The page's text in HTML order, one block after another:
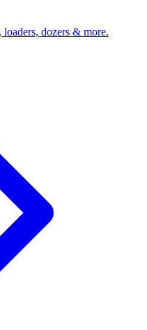
dozers & more.